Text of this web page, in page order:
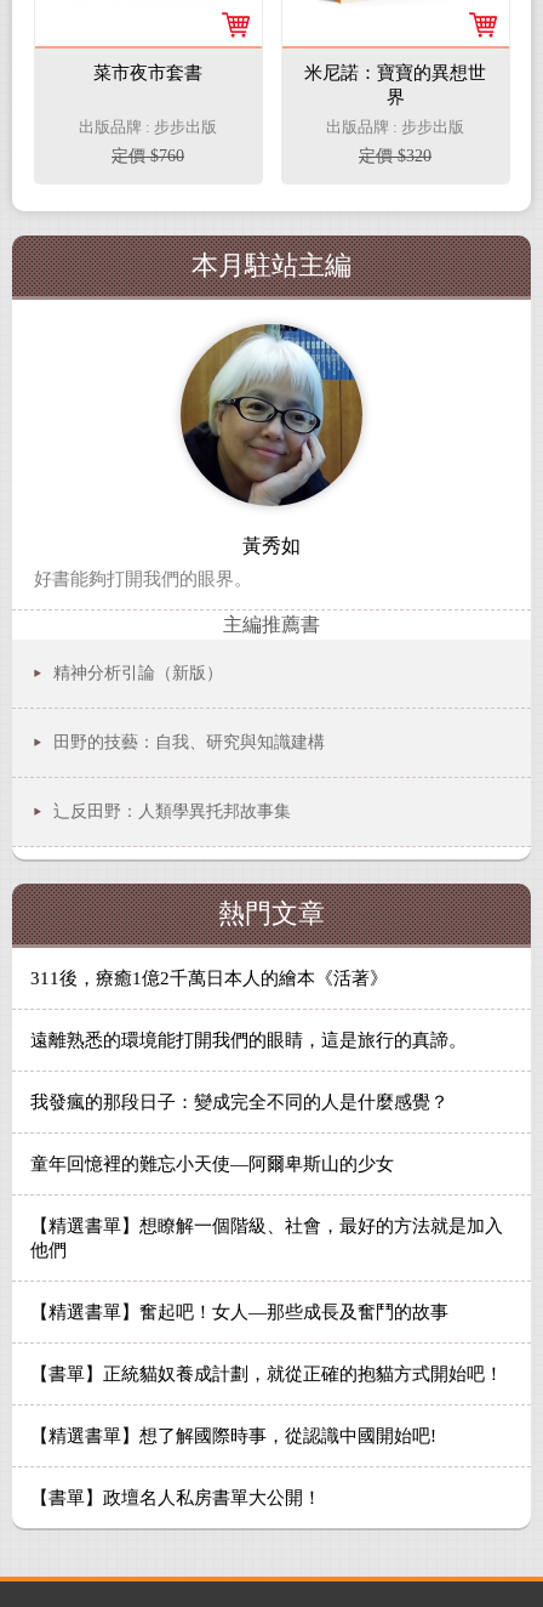
菜市夜市套書
出版品牌 : 步步出版
定價 $760
米尼諾：寶寶的異想世
界
出版品牌 : 步步出版
定價 $320
本月駐站主編
黃秀如
好書能夠打開我們的眼界。
主編推薦書
精神分析引論（新版）
田野的技藝：自我、研究與知識建構
辶反田野：人類學異托邦故事集
熱門文章
311後，療癒1億2千萬日本人的繪本《活著》
遠離熟悉的環境能打開我們的眼睛，這是旅行的真諦。
我發瘋的那段日子：變成完全不同的人是什麼感覺？
童年回憶裡的難忘小天使—阿爾卑斯山的少女
【精選書單】想瞭解一個階級、社會，最好的方法就是加入
他們
【精選書單】奮起吧！女人—那些成長及奮鬥的故事
【書單】正統貓奴養成計劃，就從正確的抱貓方式開始吧！
【精選書單】想了解國際時事，從認識中國開始吧!
【書單】政壇名人私房書單大公開！